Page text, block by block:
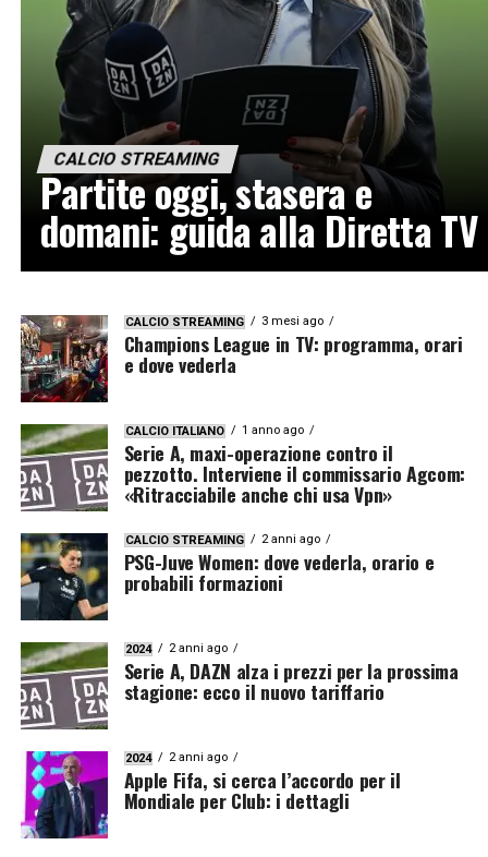
CALCIO STREAMING
Partite oggi, stasera e
domani: guida alla Diretta TV
CALCIO STREAMING 3 mesi ago
Champions League in TV: programma, orari
e dove vederla
CALCIO ITALIANO 1 anno ago
Serie A, maxi-operazione contro il
pezzotto. Interviene il commissario Agcom:
«Ritracciabile anche chi usa Vpn»
CALCIO STREAMING 2 anni ago
PSG-Juve Women: dove vederla, orario e
probabili formazioni
2024 2 anni ago
Serie A, DAZN alza i prezzi per la prossima
stagione: ecco il nuovo tariffario
2024 2 anni ago
Apple Fifa, si cerca l’accordo per il
Mondiale per Club: i dettagli